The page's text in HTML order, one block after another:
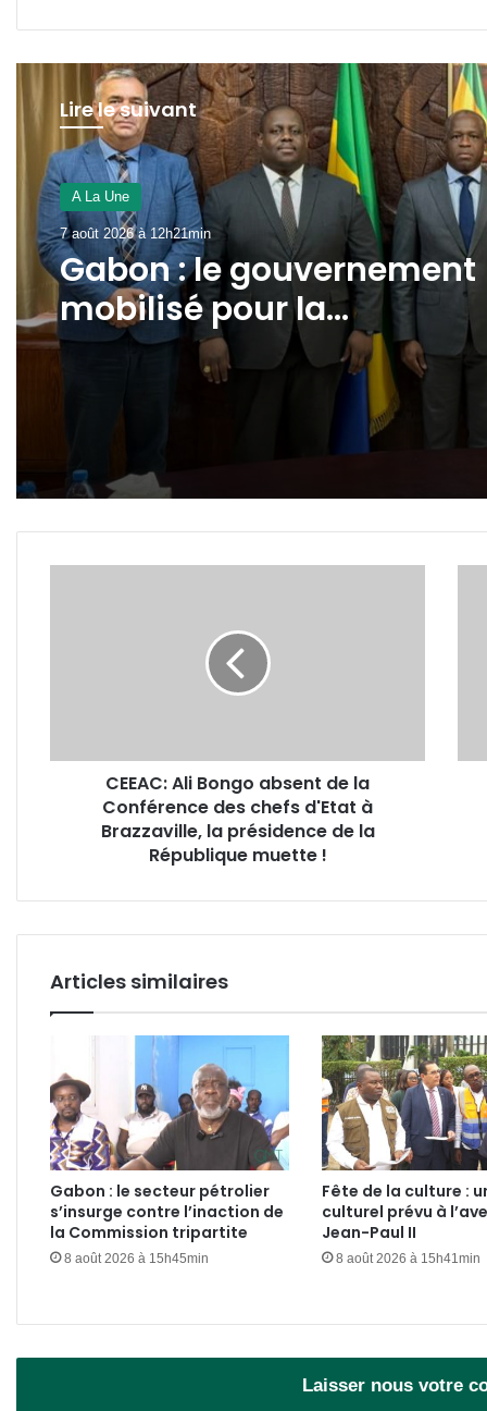
Lire le suivant
A La Une
7 août 2026 à 12h21min
Gabon : le gouvernement
mobilisé pour la
concrétisation du
mégaprojet de Fer de
chefs
Brazzaville,
République
!
CEEAC: Ali Bongo absent de la
Conférence des chefs d'Etat à
Brazzaville, la présidence de la
République muette !
de
Articles similaires
Gabon : le secteur pétrolier
s’insurge contre l’inaction de
la Commission tripartite
8 août 2026 à 15h45min
Fête de la culture :
culturel prévu à
Jean-Paul II
8 août 2026 à 15h41min
Laisser nous votre